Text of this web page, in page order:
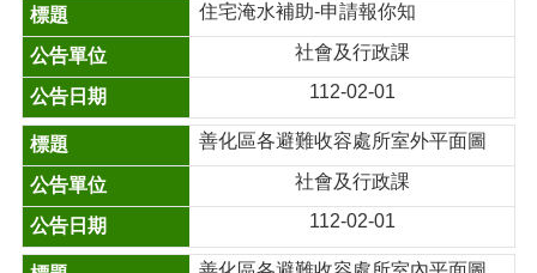
住宅淹水補助-申請報你知
社會及行政課
112-02-01
善化區各避難收容處所室外平面圖
社會及行政課
112-02-01